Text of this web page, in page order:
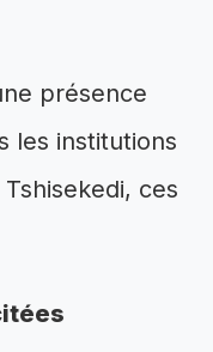
présence
les institutions
ces